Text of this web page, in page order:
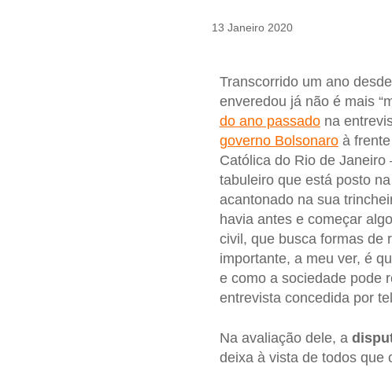
13 Janeiro 2020
Transcorrido um ano
enveredou já não é mais
do ano passadona
governo Bolsonaroà frente
Católica do Rio de Janeiro
tabuleiro que está posto
acantonado na sua
havia antes e começar
civil, que busca formas de
importante, a meu ver, é
e como a sociedade pode
entrevista concedida por
Na avaliação dele, a
deixa à vista de todos que